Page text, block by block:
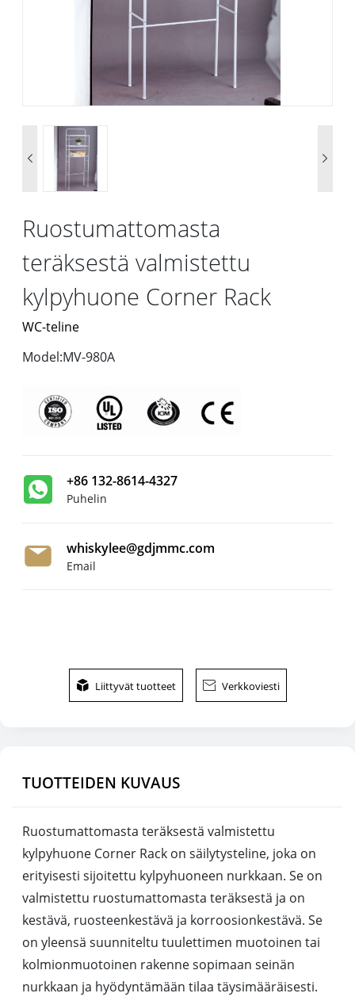
 
Ruostumattomasta
teräksestä valmistettu
kylpyhuone Corner Rack
WC-teline
Model:MV-980A
+86 132-8614-4327
Puhelin
whiskylee@gdjmmc.com
Email
 Liittyvät tuotteet  Verkkoviesti
TUOTTEIDEN KUVAUS
Ruostumattomasta teräksestä valmistettu
kylpyhuone Corner Rack on säilytysteline, joka on
erityisesti sijoitettu kylpyhuoneen nurkkaan. Se on
valmistettu ruostumattomasta teräksestä ja on
kestävä, ruosteenkestävä ja korroosionkestävä. Se
on yleensä suunniteltu tuulettimen muotoinen tai
kolmionmuotoinen rakenne sopimaan seinän
nurkkaan ja hyödyntämään tilaa täysimääräisesti.